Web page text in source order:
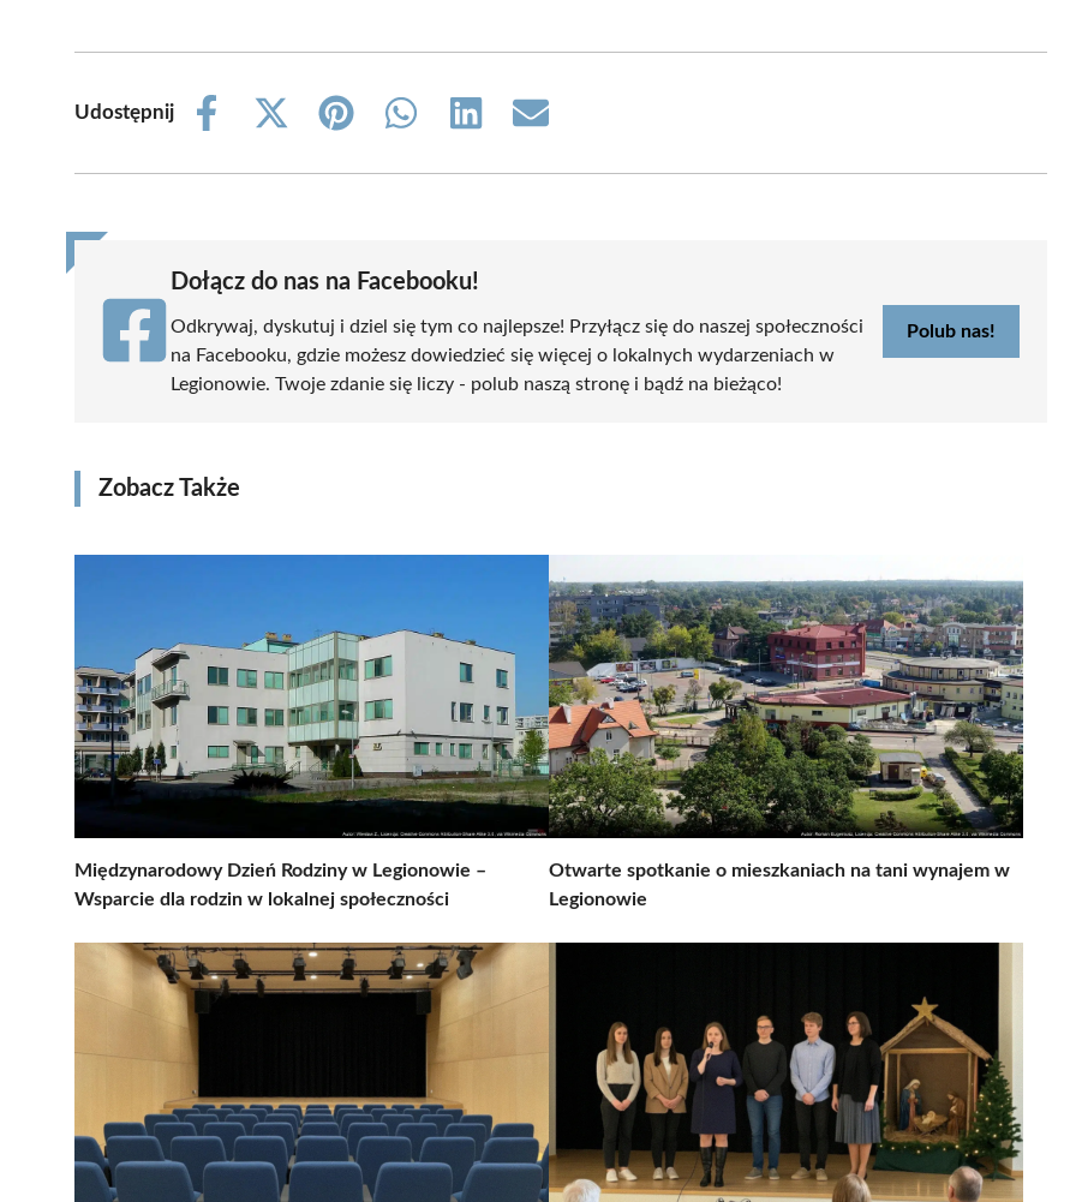
Udostępnij
Share
Share
(Twitter)
Share
Share
Share
Share
Dołącz do nas na Facebooku!
Odkrywaj, dyskutuj i dziel się tym co najlepsze! Przyłącz się do naszej społeczności
na Facebooku, gdzie możesz dowiedzieć się więcej o lokalnych wydarzeniach w
Legionowie. Twoje zdanie się liczy - polub naszą stronę i bądź na bieżąco!
Polub nas!
Zobacz Także
Międzynarodowy Dzień Rodziny w Legionowie –
Wsparcie dla rodzin w lokalnej społeczności
Otwarte spotkanie o mieszkaniach na tani wynajem w
Legionowie